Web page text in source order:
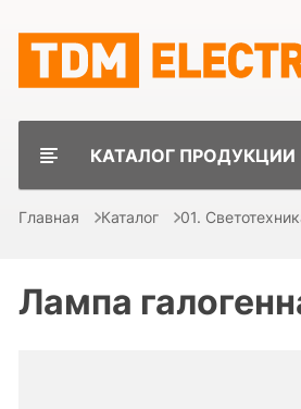
КАТАЛОГ ПРОДУКЦИИ
Главная Каталог 01.
Лампа